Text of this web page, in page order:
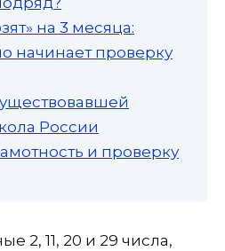
на 3 месяца:
начинает проверку
России
и проверку
2, 11, 20 и 29 числа,